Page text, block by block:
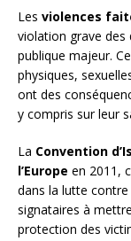
Les violences
violation grave
publique majeur.
physiques,
ont des
y compris sur leur
La Convention
l’Europe en 2011,
dans la lutte contre
signataires à
protection des